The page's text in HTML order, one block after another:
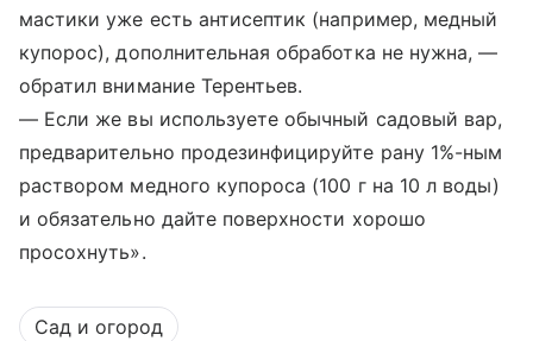
мастики уже есть антисептик (например, медный
купорос), дополнительная обработка не нужна, —
обратил внимание Терентьев.
— Если же вы используете обычный садовый вар,
предварительно продезинфицируйте рану 1%-ным
раствором медного купороса (100 г на 10 л воды)
и обязательно дайте поверхности хорошо
просохнуть».
Сад и огород